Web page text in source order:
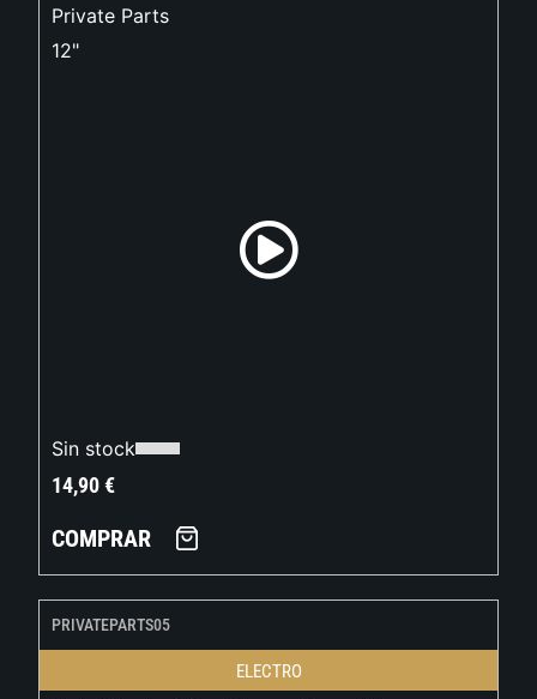
Private Parts
12"
Sin stock
14,90€
COMPRAR
PRIVATEPARTS05
ELECTRO